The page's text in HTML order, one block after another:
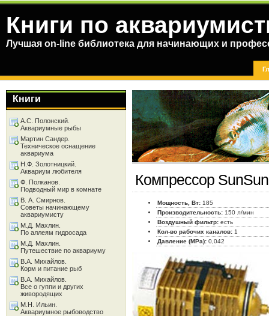
Книги по
Лучшая on-line библиотека для начинающих и
Компрессор
Мощность, Вт: 185
Производительность: 150 л/мин
Воздушный фильтр: есть
Кол-во рабочих каналов: 1
Давление (MPa): 0,042
Книги
А.С. Полонский.
Аквариумные рыбы
Мартин Сандер.
Техническое оснащение
аквариума
Н.Ф. Золотницкий.
Аквариум любителя
Ф. Полканов.
Подводный мир в комнате
В. А. Смирнов.
Советы начинающему
аквариумисту
М.Д. Махлин.
По аллеям гидросада
М.Д. Махлин.
Путешествие по аквариуму
В.А. Михайлов.
Корм и питание рыб
В.А. Михайлов.
Все о гуппи и других
живородящих
М.Н. Ильин.
Аквариумное рыбоводство